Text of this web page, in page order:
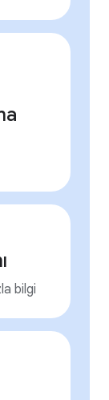
bilgi